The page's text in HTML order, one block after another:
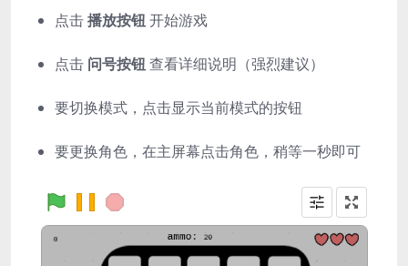
点击播放按钮 开始游戏
点击 问号按钮 查看详细说明（强烈建议）
要切换模式，点击显示当前模式的按钮
要更换角色，在主屏幕点击角色，稍等一秒即可